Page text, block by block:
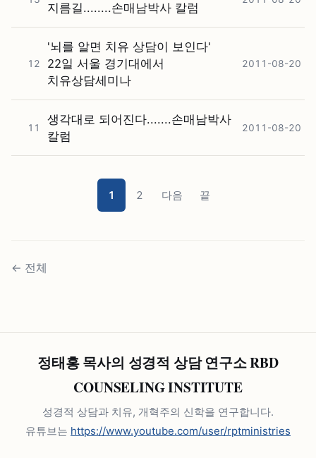
지름길........손매남박사 칼럼
12
'뇌를 알면 치유 상담이 보인다'
22일 서울 경기대에서
치유상담세미나
2011-08-20
11
생각대로 되어진다.......손매남박사
칼럼
2011-08-20
1 2 다음 끝
← 전체
정태홍 목사의 성경적 상담 연구소 RBD
COUNSELING INSTITUTE
성경적 상담과 치유, 개혁주의 신학을 연구합니다.
유튜브는 https://www.youtube.com/user/rptministries